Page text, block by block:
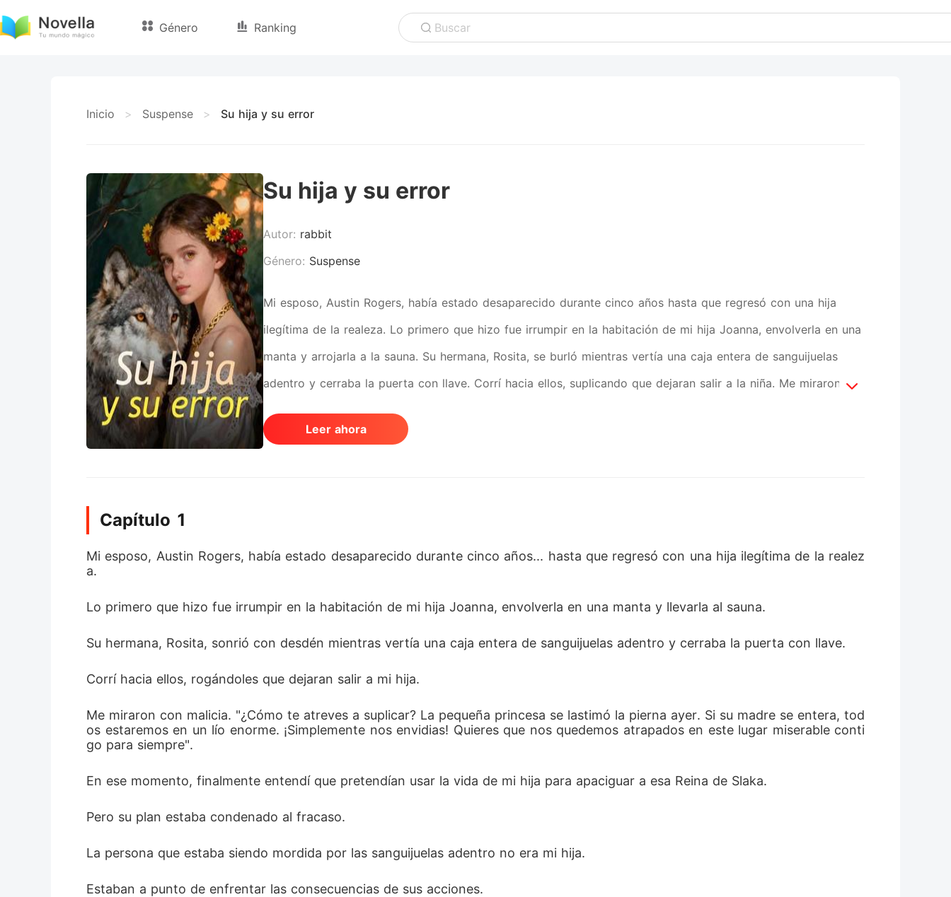
Género Ranking Buscar
Inicio > Suspense > Su hija y su error
Su hija y su error
Autor: rabbit
Género: Suspense
Mi esposo, Austin Rogers, había estado desaparecido durante cinco años hasta que regresó con una hija
ilegítima de la realeza. Lo primero que hizo fue irrumpir en la habitación de mi hija Joanna, envolverla en una
manta y arrojarla a la sauna. Su hermana, Rosita, se burló mientras vertía una caja entera de sanguijuelas
adentro y cerraba la puerta con llave. Corrí hacia ellos, suplicando que dejaran salir a la niña. Me miraron con
malicia. "¿Cómo te atreves a suplicar? La pequeña princesa se lastimó gravemente la pierna ayer. Si su
madre se entera, todos estaremos en un gran problema. ¡Solo estás celosa! Quieres que nos quedemos
Leer ahora
Capítulo 1
Mi esposo, Austin Rogers, había estado desaparecido durante cinco años... hasta que regresó con una hija ilegítima de la realez
a.
Lo primero que hizo fue irrumpir en la habitación de mi hija Joanna, envolverla en una manta y llevarla al sauna.
Su hermana, Rosita, sonrió con desdén mientras vertía una caja entera de sanguijuelas adentro y cerraba la puerta con llave.
Corrí hacia ellos, rogándoles que dejaran salir a mi hija.
Me miraron con malicia. "¿Cómo te atreves a suplicar? La pequeña princesa se lastimó la pierna ayer. Si su madre se entera, tod
os estaremos en un lío enorme. ¡Simplemente nos envidias! Quieres que nos quedemos atrapados en este lugar miserable conti
go para siempre".
En ese momento, finalmente entendí que pretendían usar la vida de mi hija para apaciguar a esa Reina de Slaka.
Pero su plan estaba condenado al fracaso.
La persona que estaba siendo mordida por las sanguijuelas adentro no era mi hija.
Estaban a punto de enfrentar las consecuencias de sus acciones.